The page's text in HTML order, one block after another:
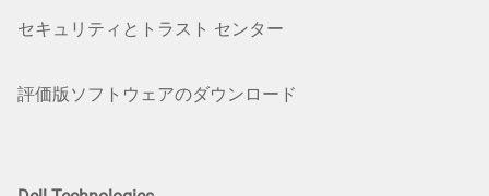
セキュリティとトラスト センター
評価版ソフトウェアのダウンロード